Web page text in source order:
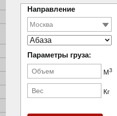
Направление
Параметры груза:
М3
Кг